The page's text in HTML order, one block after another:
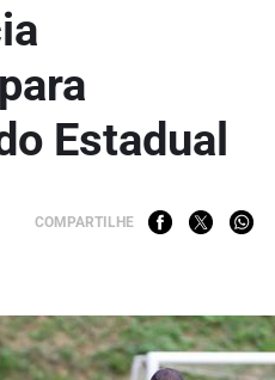
Estadual
COMPARTILHE